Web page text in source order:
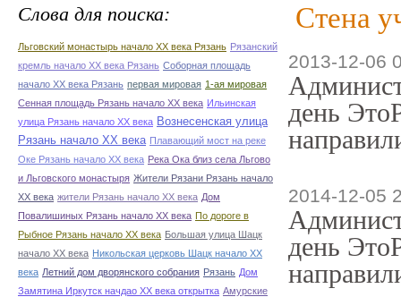
Слова для поиска:
Льговский монастырь начало ХХ века Рязань Рязанский
кремль начало ХХ века Рязань Соборная площадь
начало ХХ века Рязань первая мировая 1-ая мировая
Сенная площадь Рязань начало ХХ века Ильинская
улица Рязань начало ХХ века Вознесенская улица
Рязань начало ХХ века Плавающий мост на реке
Оке Рязань начало ХХ века Река Ока близ села Льгово
и Льговского монастыря Жители Рязани Рязань начало
ХХ века жители Рязань начало ХХ века Дом
Повалишиных Рязань начало ХХ века По дороге в
Рыбное Рязань начало ХХ века Большая улица Шацк
начало ХХ века Никольская церковь Шацк начало ХХ
века Летний дом дворянского собрания Рязань Дом
Замятина Иркутск начдао ХХ века открытка Амурские
Стена
2013-12-06
день
2014-12-05
день